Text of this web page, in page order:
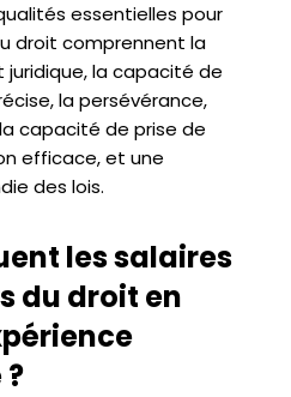
essentielles pour
droit comprennent la
la capacité de
la persévérance,
capacité de prise de
efficace, et une
des lois.
les salaires
du droit en